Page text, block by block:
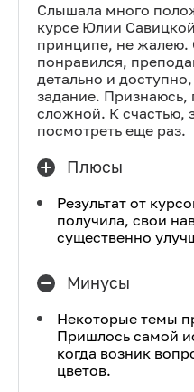
Слышала много
курсе Юлии
принципе, не
понравился,
детально и
задание. Признаюсь,
сложной. К счастью,
посмотреть еще раз.
Плюсы
Результат от
получила, свои
существенно
Минусы
Некоторые темы
Пришлось самой
когда возник
цветов.